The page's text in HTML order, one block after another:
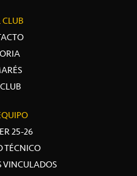
CLUB
25-26
TÉCNICO
VINCULADOS